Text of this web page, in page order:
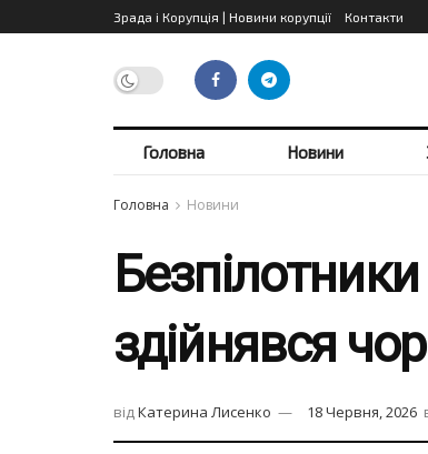
Зрада і Корупція | Новини корупції Контакти
Головна Новини
Головна Новини
здійнявся
відКатерина Лисенко 18 Червня, 2026